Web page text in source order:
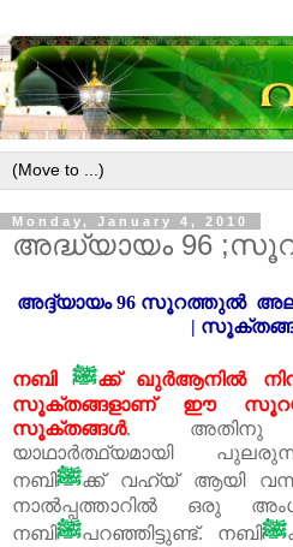
Monday, January 4, 2010
അദ്ധ്യായം 96
അദ്ദ്യായം96 സൂറത്തുൽ
|
നബിﷺക്ക്‌ ഖുർആനിൽ
സൂക്തങ്ങളാണ് ഈ
സൂക്തങ്ങൾ. അതിനു
യാഥാർത്ഥ്യമായി
നബിﷺക്ക്‌ വഹ്‌യ്‌ ആയി
നാൽപ്പത്താറിൽ ഒരു
നബിﷺപറഞ്ഞിട്ടുണ്ട്‌. നബിﷺ